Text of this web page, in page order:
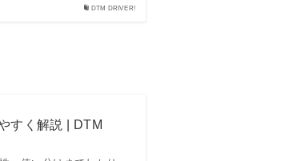
DTM DRIVER!
すく解説 | DTM